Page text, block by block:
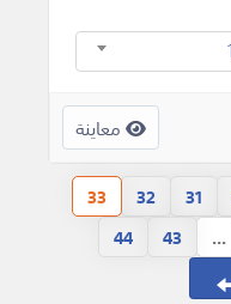
معاينة
31
32
33
...
43
44